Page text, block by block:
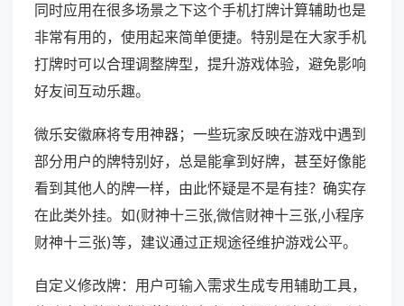
同时应用在很多场景之下这个手机打牌计算辅助也是
非常有用的，使用起来简单便捷。特别是在大家手机
打牌时可以合理调整牌型，提升游戏体验，避免影响
好友间互动乐趣。
微乐安徽麻将专用神器；一些玩家反映在游戏中遇到
部分用户的牌特别好，总是能拿到好牌，甚至好像能
看到其他人的牌一样，由此怀疑是不是有挂？确实存
在此类外挂。如(财神十三张,微信财神十三张,小程序
财神十三张)等，建议通过正规途径维护游戏公平。
自定义修改牌：用户可输入需求生成专用辅助工具，